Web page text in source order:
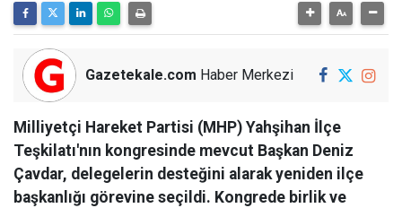
Gazetekale.com Haber Merkezi
Milliyetçi Hareket Partisi (MHP) Yahşihan İlçe
Teşkilatı'nın kongresinde mevcut Başkan Deniz
Çavdar, delegelerin desteğini alarak yeniden ilçe
başkanlığı görevine seçildi. Kongrede birlik ve